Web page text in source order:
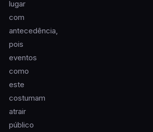
lugar
com
antecedência,
pois
eventos
como
este
costumam
atrair
público